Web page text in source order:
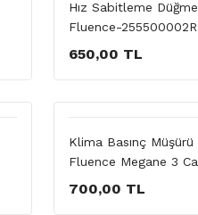
Hız Sabitleme
Fluence-255500002R
650,00 TL
Klima Basınç
Fluence Megane 3
700,00 TL